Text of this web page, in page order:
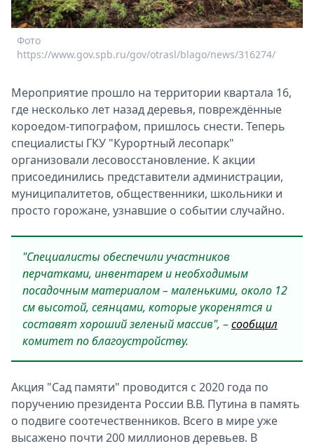
Звезды
Выборы
Скачай
Фото
https://www.gov.spb.ru/gov/otrasl/blago/news/316274/
Мероприятие прошло на территории квартала 16,
где несколько лет назад деревья, повреждённые
короедом-типографом, пришлось снести. Теперь
специалисты ГКУ "Курортный лесопарк"
организовали лесовосстановление. К акции
присоединились представители администрации,
муниципалитетов, общественники, школьники и
просто горожане, узнавшие о событии случайно.
"Специалисты обеспечили участников
перчатками, инвентарем и необходимым
посадочным материалом – маленькими, около 12
см высотой, сеянцами, которые укоренятся и
составят хороший зеленый массив", – сообщил
комитет по благоустройству.
Акция "Сад памяти" проводится с 2020 года по
поручению президента России В.В. Путина в память
о подвиге соотечественников. Всего в мире уже
высажено почти 200 миллионов деревьев. В